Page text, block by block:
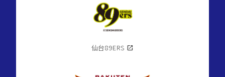
仙台89ERS open_in_new